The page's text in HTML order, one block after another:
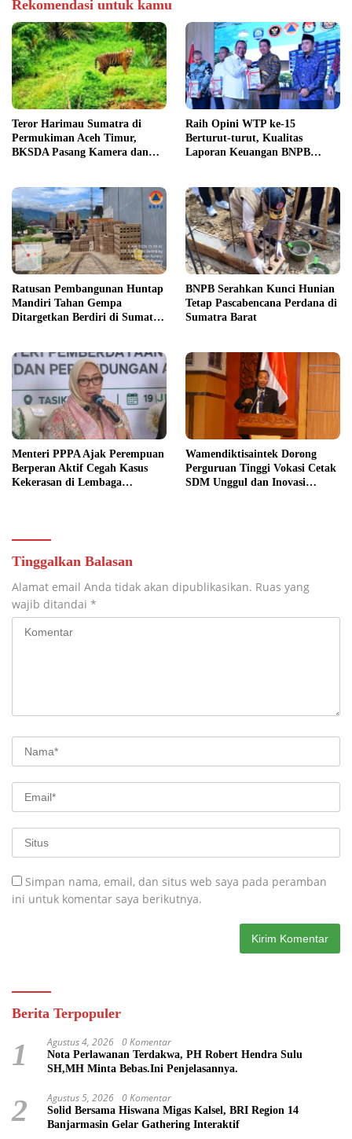
Rekomendasi untuk kamu
Teror Harimau Sumatra di
Permukiman Aceh Timur,
BKSDA Pasang Kamera dan
Raih Opini WTP ke-15
Berturut-turut, Kualitas
Laporan Keuangan BNPB
Ratusan Pembangunan Huntap
Mandiri Tahan Gempa
Ditargetkan Berdiri di Sumatra
BNPB Serahkan Kunci Hunian
Tetap Pascabencana Perdana di
Sumatra Barat
Menteri PPPA Ajak Perempuan
Berperan Aktif Cegah Kasus
Kekerasan di Lembaga
Wamendiktisaintek Dorong
Perguruan Tinggi Vokasi Cetak
SDM Unggul dan Inovasi
Tinggalkan Balasan
Alamat email Anda tidak akan dipublikasikan. Ruas yang
wajib ditandai *
Simpan nama, email, dan situs web saya pada peramban
ini untuk komentar saya berikutnya.
Berita Terpopuler
1 Agustus 4, 2026 0 Komentar
Nota Perlawanan Terdakwa, PH Robert Hendra Sulu
SH,MH Minta Bebas.Ini Penjelasannya.
2 Agustus 5, 2026 0 Komentar
Solid Bersama Hiswana Migas Kalsel, BRI Region 14
Banjarmasin Gelar Gathering Interaktif